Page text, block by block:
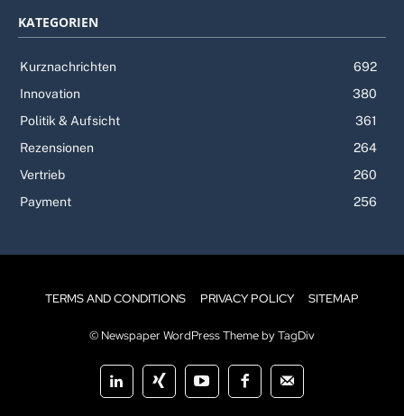
KATEGORIEN
Kurznachrichten
692
Innovation
380
Politik & Aufsicht
361
Rezensionen
264
Vertrieb
260
Payment
256
TERMS AND CONDITIONS PRIVACY POLICY SITEMAP
© Newspaper WordPress Theme by TagDiv